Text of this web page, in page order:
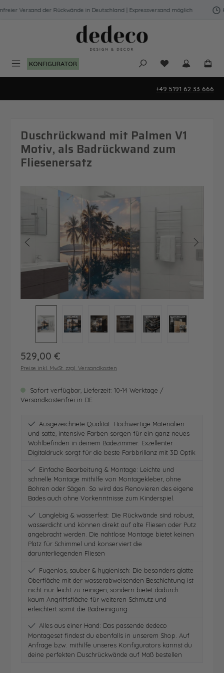
Zum Hauptinhalt springen
Versand der Rückwände in Deutschland | Expressversand möglich
KONFIGURATOR Du hast 0
+49 5191 62 33 666
Duschrückwand mit Palmen V1
Motiv, als Badrückwand zum
Fliesenersatz
Bildergalerie überspringen
Regulärer Preis:
529,00 €
Preise inkl. MwSt. zzgl. Versandkosten
Sofort verfügbar, Lieferzeit: 10-14 Werktage /
Versandkostenfrei in DE
Ausgezeichnete Qualität: Hochwertige Materialien
und satte, intensive Farben sorgen für ein ganz neues
Wohlbefinden in deinem Badezimmer. Exzellenter
Digitaldruck sorgt für die beste Farbbrillanz mit 3D Optik
Einfache Bearbeitung & Montage: Leichte und
schnelle Montage mithilfe von Montagekleber, ohne
Bohren oder Sägen. So wird das Renovieren des eigene
Bades auch ohne Vorkenntnisse zum Kinderspiel.
Langlebig & wasserfest: Die Rückwände sind robust,
wasserdicht und können direkt auf alte Fliesen oder Putz
angebracht werden. Die nahtlose Montage bietet keinen
Platz für Schimmel und konserviert die
darunterliegenden Fliesen
Fugenlos, sauber & hygienisch: Die besonders glatte
Oberfläche mit der wasserabweisenden Beschichtung ist
nicht nur leicht zu reinigen, sondern bietet dadurch
kaum Angriffsfläche für weiteren Schmutz und
erleichtert somit die Badreinigung
Alles aus einer Hand: Das passende dedeco
Montageset findest du ebenfalls in unserem Shop. Auf
Anfrage bzw. mithilfe unseres Konfigurators kannst du
deine perfekten Duschrückwände auf Maß bestellen